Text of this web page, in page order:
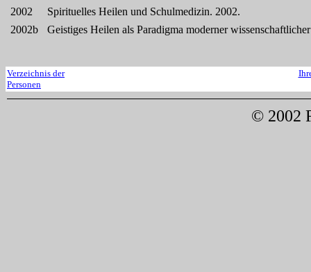
2002
Spirituelles Heilen und Schulmedizin. 2002.
2002b
Geistiges Heilen als Paradigma moderner
Verzeichnis der
Personen
© 2002